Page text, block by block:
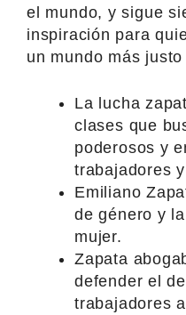
el mundo, y sigue
inspiración para
un mundo más
La lucha
clases que
poderosos y
trabajadores
Emiliano
de género y
mujer.
Zapata
defender el
trabajadores